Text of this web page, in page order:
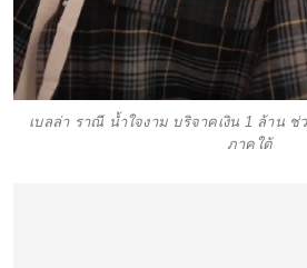
เบลล่า ราณี น้ำใจงาม บริจาคเงิน 1 ล้าน
ภาคใต้